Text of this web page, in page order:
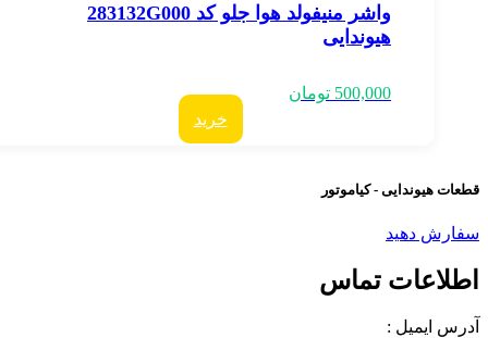
واشر منیفولد هوا جلو کد 283132G000
هیوندایی
500,000 تومان
خرید
هیوندایی - کیاموتور
دهید
تماس
ایمیل :